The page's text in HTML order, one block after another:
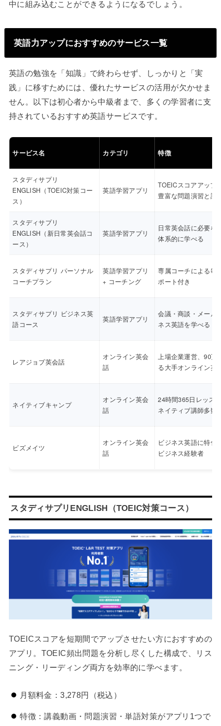
中に組み込むことができるようになるでしょう。
英語力アップにおすすめのサービス一覧
英語の勉強を「知識」で終わらせず、しっかりと「実
践」に移すためには、優れたサービスの活用が欠かせま
せん。以下は初心者から中級者まで、多くの学習者に支
持されているおすすめ英語サービスです。
サービス名 カテゴリ 特徴
スタディサプリ
ENGLISH（TOEIC対策コー
ス）
英語学習アプリ
TOEICスコアアップ
豊富な問題演習と講
スタディサプリ
ENGLISH（新日常英会話コ
ース）
英語学習アプリ
日常英会話に必要な
体系的に学べる
スタディサプリ パーソナル
コーチプラン
英語学習アプリ
+ コーチング
専属コーチによる毎
ポート付き
スタディサプリ ビジネス英
語コース
英語学習アプリ
会議・商談・メール
ネス英語を学べる
レアジョブ英会話
オンライン英会
話
上場企業運営、90万
る大手オンライン英
ネイティブキャンプ
オンライン英会
話
24時間365日レッス
ネイティブ講師多数
ビズメイツ
オンライン英会
話
ビジネス英語に特化
ビジネス経験者
スタディサプリENGLISH（TOEIC対策コース）
TOEICスコアを短期間でアップさせたい方におすすめの
アプリ。TOEIC頻出問題を分析し尽くした構成で、リス
ニング・リーディング両方を効率的に学べます。
月額料金：3,278円（税込）
特徴：講義動画・問題演習・単語対策がアプリ1つで